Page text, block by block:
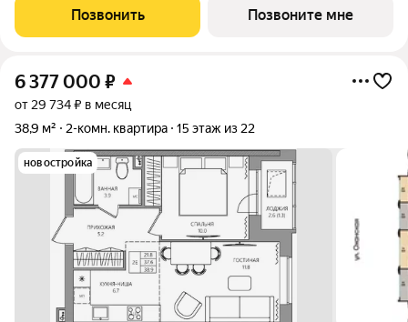
баланс между городской жизнью и ощущением спокойствия.
Виды на Каму и близость
Позвонить Позвоните мне
6 377 000 ₽
от 29 734 ₽ в месяц
38,9 м²
2-комн. квартира 15 этаж из 22
новостройка